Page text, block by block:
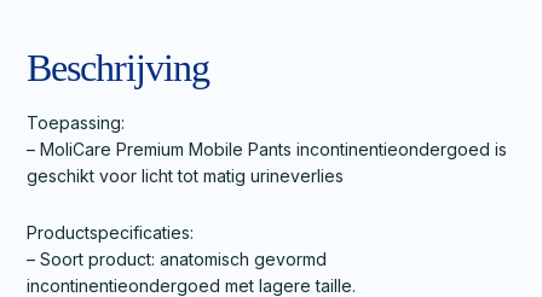
Beschrijving
Toepassing:
– MoliCare Premium Mobile Pants incontinentieondergoed is
geschikt voor licht tot matig urineverlies
Productspecificaties:
– Soort product: anatomisch gevormd
incontinentieondergoed met lagere taille.